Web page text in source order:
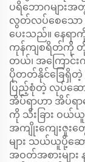
ပရိဘောဂများအ
လွတ်လပ်စေသော စ
ပေးသည်။ နေရာ
ကုန်ကျစရိတ်ကို တိုက်
တယ်၊ အကြောင်
ပိုတတ်နိုင်ခြေရှိတဲ့
ပြည့်စုံတဲ့ လုပ်ဆော
အိပ်ရာဟာ အိပ်ရာ
ကို သီးခြား ဝယ်
အကျိုးကျေးဇူး
များ သယ်ယူပို့ဆ
အဝတ်အစားများ